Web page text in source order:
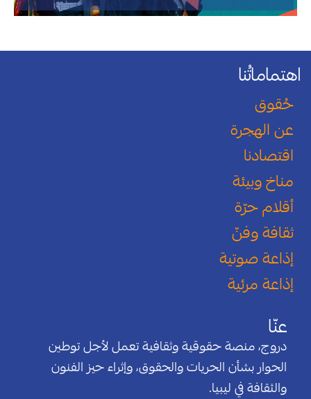
اهتماماتُنا
حُقوق
عن الهجرة
اقتصادنا
مناخ وبيئة
أقلام حرّة
ثقافة وفنّ
إذاعة صوتية
إذاعة مرئية
عنّا
دروج، منصة حقوقية وثقافية تعمل لأجل توطين
الحوار بشأن الحريات والحقوق، وإثراء حيز الفنون
والثقافة في ليبيا.